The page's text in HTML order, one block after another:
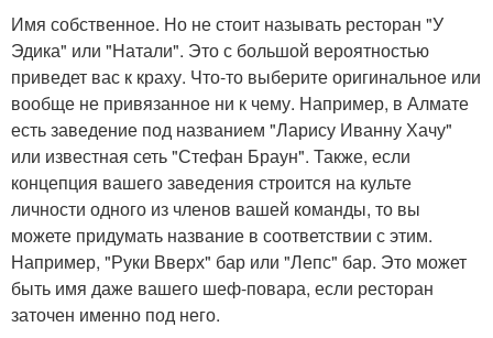
Имя собственное. Но не стоит называть ресторан "У
Эдика" или "Натали". Это с большой вероятностью
приведет вас к краху. Что-то выберите оригинальное или
вообще не привязанное ни к чему. Например, в Алмате
есть заведение под названием "Ларису Иванну Хачу"
или известная сеть "Стефан Браун". Также, если
концепция вашего заведения строится на культе
личности одного из членов вашей команды, то вы
можете придумать название в соответствии с этим.
Например, "Руки Вверх" бар или "Лепс" бар. Это может
быть имя даже вашего шеф-повара, если ресторан
заточен именно под него.